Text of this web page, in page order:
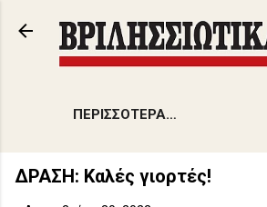
Μετάβαση στο κύριο
ΠΕΡΙΣΣΌΤΕΡΑ…
ΔΡΑΣΗ: Καλές γιορτές!